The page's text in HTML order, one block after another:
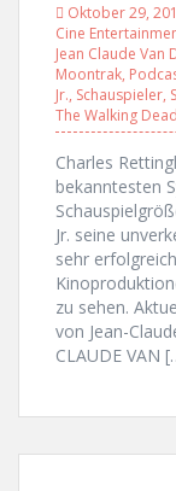
Oktober 29,
Cine
Jean Claude Van
Moontrak,
Jr., Schauspieler,
The Walking Dead
Charles
bekanntesten
Jr. seine
sehr
zu sehen.
von Jean-
CLAUDE VAN